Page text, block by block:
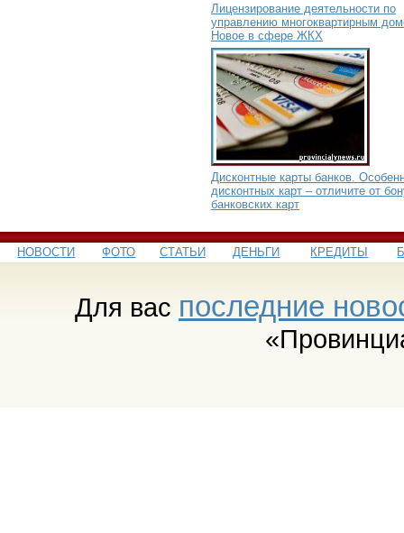
Лицензирование деятельности по
управлению многоквартирным
Новое в сфере ЖКХ
Дисконтные карты банков.
дисконтных карт – отличите от
банковских карт
НОВОСТИ ФОТО СТАТЬИ ДЕНЬГИ КРЕДИТЫ
Для вас последние